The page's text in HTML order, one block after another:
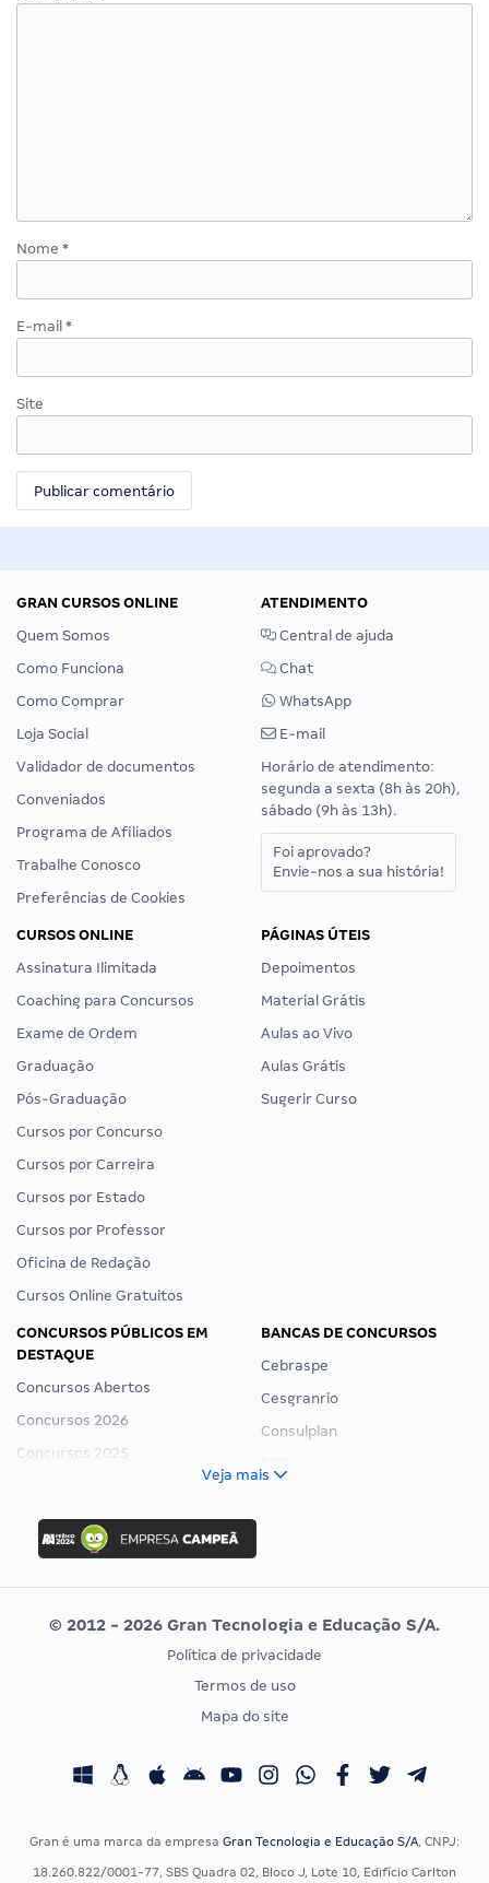
Nome *
E-mail *
Site
GRAN CURSOS ONLINE
Quem Somos
Como Funciona
Como Comprar
Loja Social
Validador de documentos
Conveniados
Programa de Afiliados
Trabalhe Conosco
Preferências de Cookies
ATENDIMENTO
Central de ajuda
Chat
WhatsApp
E-mail
Horário de atendimento:
segunda a sexta (8h às 20h),
sábado (9h às 13h).
Foi aprovado?
Envie-nos a sua história!
CURSOS ONLINE
Assinatura Ilimitada
Coaching para Concursos
Exame de Ordem
Graduação
Pós-Graduação
Cursos por Concurso
Cursos por Carreira
Cursos por Estado
Cursos por Professor
Oficina de Redação
Cursos Online Gratuitos
PÁGINAS ÚTEIS
Depoimentos
Material Grátis
Aulas ao Vivo
Aulas Grátis
Sugerir Curso
CONCURSOS PÚBLICOS EM
DESTAQUE
Concursos Abertos
Concursos 2026
Concursos 2025
Concurso Ibama
Concurso MPU
Editais publicados
BANCAS DE CONCURSOS
Cebraspe
Cesgranrio
Consulplan
Vunesp
CONCURSOS POR PROFISSÃO
Concursos Fiscais
EXAME DE ORDEM
Calendário OAB
Veja mais
© 2012 - 2026 Gran Tecnologia e Educação S/A.
Política de privacidade
Termos de uso
Mapa do site
Gran é uma marca da empresa Gran Tecnologia e Educação S/A, CNPJ:
18.260.822/0001-77, SBS Quadra 02, Bloco J, Lote 10, Edifício Carlton